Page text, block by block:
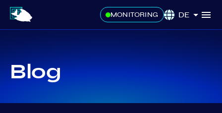
MONITORING DE
Blog